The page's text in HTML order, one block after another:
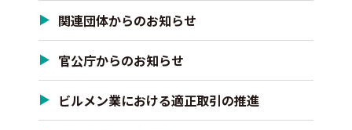
関連団体からのお知らせ
官公庁からのお知らせ
ビルメン業における適正取引の推進